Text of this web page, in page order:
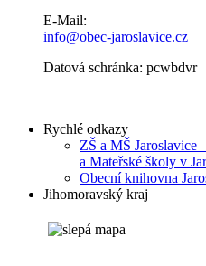
E-Mail:
info@obec-jaroslavice.cz
Datová schránka: pcwbdvr
Rychlé odkazy
ZŠ a MŠ Jaroslavice
a Mateřské školy v
Obecní knihovna
Jihomoravský kraj